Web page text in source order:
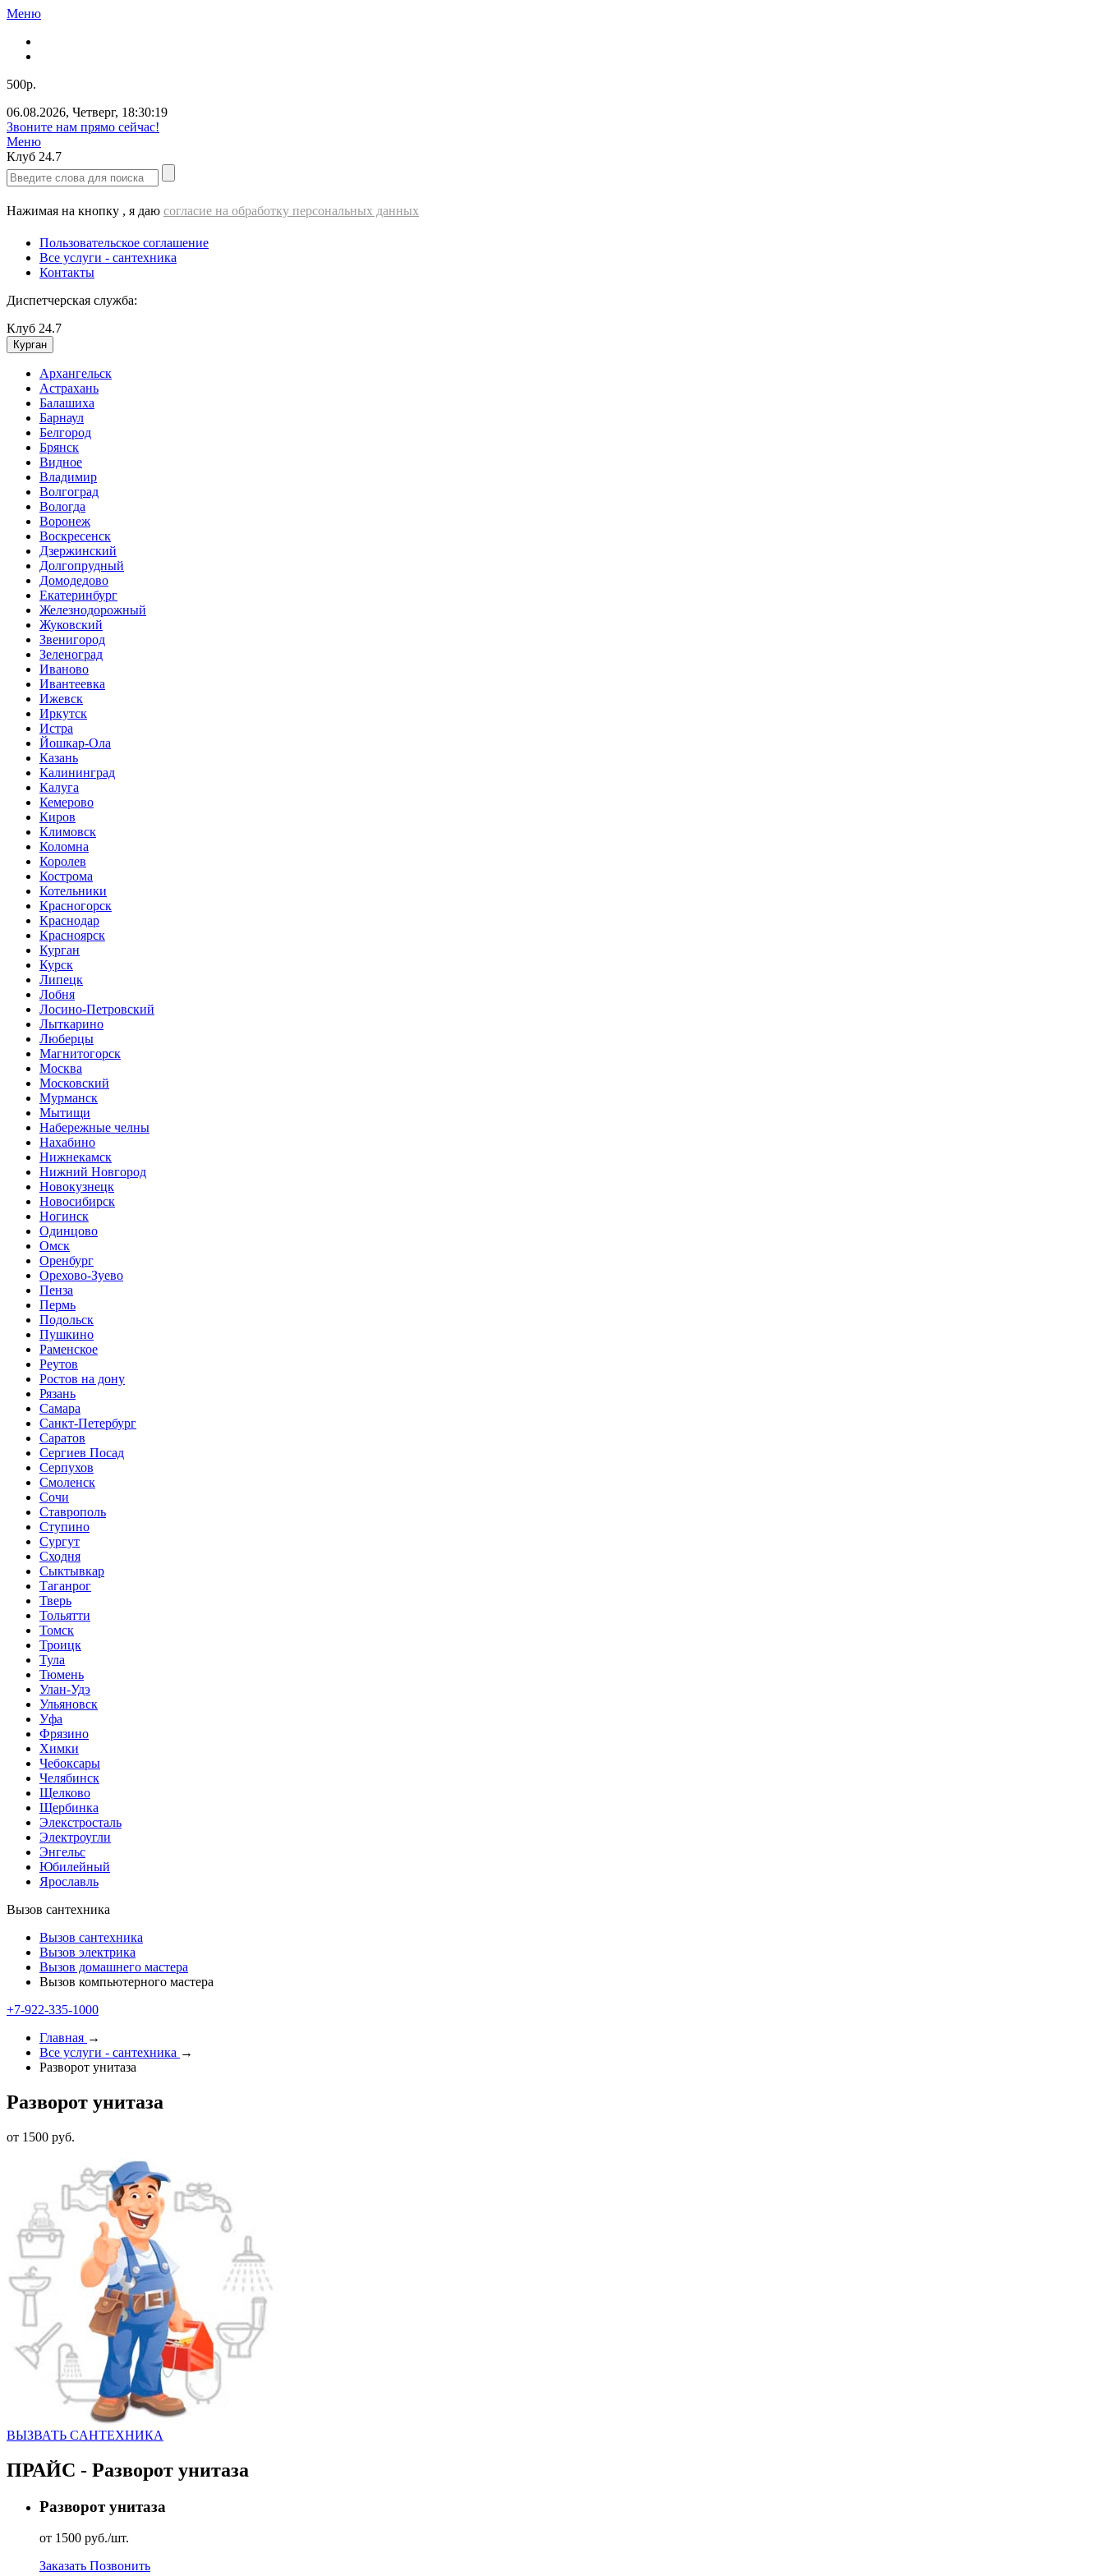
Меню
500р.
06.08.2026, Четверг, 18:30:19
Звоните нам прямо сейчас!
Меню
Клуб 24.7
Нажимая на кнопку , я даю согласие на обработку персональных данных
Пользовательское соглашение
Все услуги - cантехника
Контакты
Диспетчерская служба:
Клуб 24.7
Курган
Архангельск
Астрахань
Балашиха
Барнаул
Белгород
Брянск
Видное
Владимир
Волгоград
Вологда
Воронеж
Воскресенск
Дзержинский
Долгопрудный
Домодедово
Екатеринбург
Железнодорожный
Жуковский
Звенигород
Зеленоград
Иваново
Ивантеевка
Ижевск
Иркутск
Истра
Йошкар-Ола
Казань
Калининград
Калуга
Кемерово
Киров
Климовск
Коломна
Королев
Кострома
Котельники
Красногорск
Краснодар
Красноярск
Курган
Курск
Липецк
Лобня
Лосино-Петровский
Лыткарино
Люберцы
Магнитогорск
Москва
Московский
Мурманск
Мытищи
Набережные челны
Нахабино
Нижнекамск
Нижний Новгород
Новокузнецк
Новосибирск
Ногинск
Одинцово
Омск
Оренбург
Орехово-Зуево
Пенза
Пермь
Подольск
Пушкино
Раменское
Реутов
Ростов на дону
Рязань
Самара
Санкт-Петербург
Саратов
Сергиев Посад
Серпухов
Смоленск
Сочи
Ставрополь
Ступино
Сургут
Сходня
Сыктывкар
Таганрог
Тверь
Тольятти
Томск
Троицк
Тула
Тюмень
Улан-Удэ
Ульяновск
Уфа
Фрязино
Химки
Чебоксары
Челябинск
Щелково
Щербинка
Элекстросталь
Электроугли
Энгельс
Юбилейный
Ярославль
Вызов сантехника
Вызов сантехника
Вызов электрика
Вызов домашнего мастера
Вызов компьютерного мастера
+7-922-335-1000
Главная →
Все услуги - cантехника →
Разворот унитаза
Разворот унитаза
от 1500 руб.
ВЫЗВАТЬ CАНТЕХНИКА
ПРАЙС - Разворот унитаза
Разворот унитаза
от 1500 руб./шт.
Заказать Позвонить